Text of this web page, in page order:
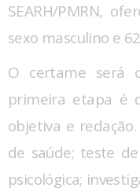
SEARH/PMRN,
sexo masculino e
O certame será
primeira etapa é
objetiva e
de saúde; teste
psicológica;